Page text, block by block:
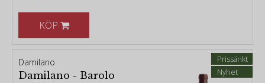
KÖP
Prissänkt
Nyhet
Damilano
Damilano - Barolo